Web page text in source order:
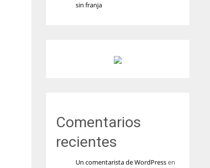
sin franja
Comentarios
recientes
Un comentarista de WordPressen